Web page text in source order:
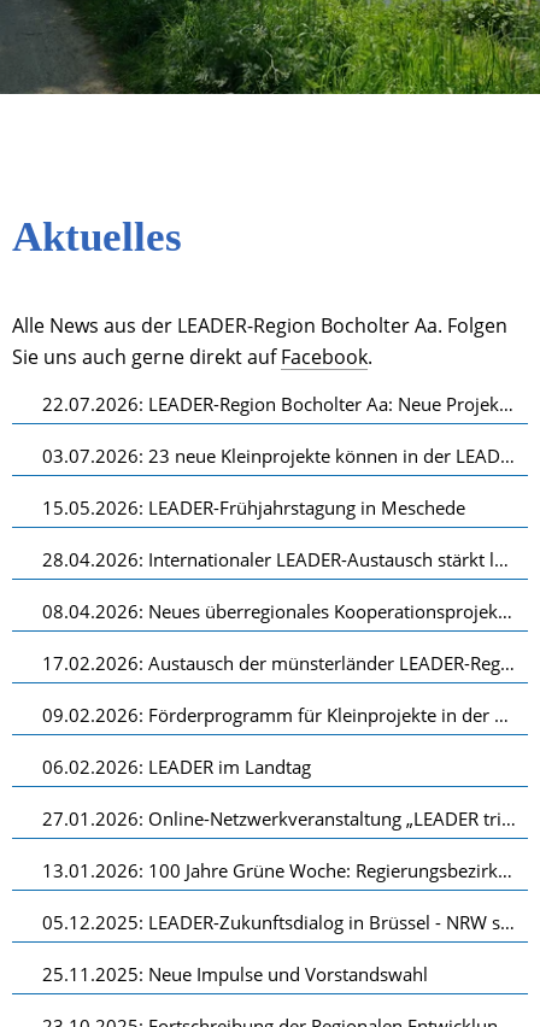
Aktuelles
Alle News aus der LEADER-Region Bocholter Aa. Folgen
Sie uns auch gerne direkt auf Facebook.
22.07.2026: LEADER-Region Bocholter Aa: Neue Projekte zur Stärkung von Sport und Tourismus
03.07.2026: 23 neue Kleinprojekte können in der LEADER-Region „Bocholter Aa“ umgesetzt werden
15.05.2026: LEADER-Frühjahrstagung in Meschede
28.04.2026: Internationaler LEADER-Austausch stärkt ländliche Regionen aus den Niederlanden, Belgien und Deutschland
08.04.2026: Neues überregionales Kooperationsprojekt „LEADER4Youth“ erhält positives Votum
17.02.2026: Austausch der münsterländer LEADER-Regionen
09.02.2026: Förderprogramm für Kleinprojekte in der LEADER-Region „Bocholter Aa“
06.02.2026: LEADER im Landtag
27.01.2026: Online-Netzwerkveranstaltung „LEADER trifft Biodiversität: Chancen für das Münsterland“ am 26.02.2026
13.01.2026: 100 Jahre Grüne Woche: Regierungsbezirk Münster präsentiert seine neun LEADER-Regionen in Berlin
05.12.2025: LEADER-Zukunftsdialog in Brüssel - NRW setzt Impulse für die Zukunft ländlicher Räume
25.11.2025: Neue Impulse und Vorstandswahl